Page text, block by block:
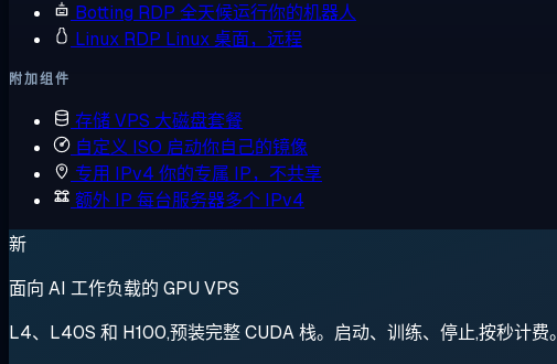
Botting RDP 全天候运行你的机器人
Linux RDP Linux 桌面，远程
附加组件
存储 VPS 大磁盘套餐
自定义 ISO 启动你自己的镜像
专用 IPv4 你的专属 IP，不共享
额外 IP 每台服务器多个 IPv4
新
面向 AI 工作负载的 GPU VPS
L4、L40S 和 H100,预装完整 CUDA 栈。启动、训练、停止,按秒计费。